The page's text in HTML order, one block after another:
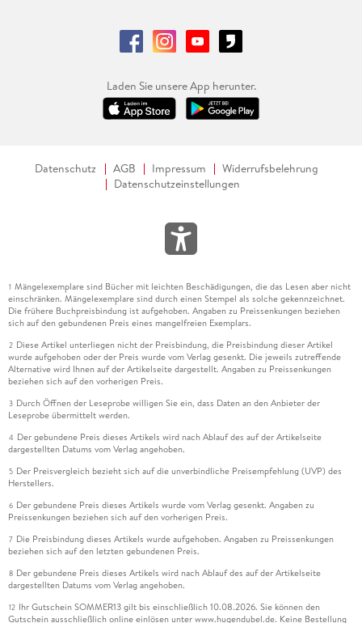
Laden Sie unsere App herunter.
Datenschutz AGB Impressum
Widerrufsbelehrung
Datenschutzeinstellungen
1 Mängelexemplare sind Bücher mit leichten Beschädigungen, die das Lesen aber nicht
einschränken. Mängelexemplare sind durch einen Stempel als solche gekennzeichnet.
Die frühere Buchpreisbindung ist aufgehoben. Angaben zu Preissenkungen beziehen
sich auf den gebundenen Preis eines mangelfreien Exemplars.
2 Diese Artikel unterliegen nicht der Preisbindung, die Preisbindung dieser Artikel
wurde aufgehoben oder der Preis wurde vom Verlag gesenkt. Die jeweils zutreffende
Alternative wird Ihnen auf der Artikelseite dargestellt. Angaben zu Preissenkungen
beziehen sich auf den vorherigen Preis.
3 Durch Öffnen der Leseprobe willigen Sie ein, dass Daten an den Anbieter der
Leseprobe übermittelt werden.
4 Der gebundene Preis dieses Artikels wird nach Ablauf des auf der Artikelseite
dargestellten Datums vom Verlag angehoben.
5 Der Preisvergleich bezieht sich auf die unverbindliche Preisempfehlung (UVP) des
Herstellers.
6 Der gebundene Preis dieses Artikels wurde vom Verlag gesenkt. Angaben zu
Preissenkungen beziehen sich auf den vorherigen Preis.
7 Die Preisbindung dieses Artikels wurde aufgehoben. Angaben zu Preissenkungen
beziehen sich auf den letzten gebundenen Preis.
8 Der gebundene Preis dieses Artikels wird nach Ablauf des auf der Artikelseite
dargestellten Datums vom Verlag angehoben.
12 Ihr Gutschein SOMMER13 gilt bis einschließlich 10.08.2026. Sie können den
Gutschein ausschließlich online einlösen unter www.hugendubel.de. Keine Bestellung